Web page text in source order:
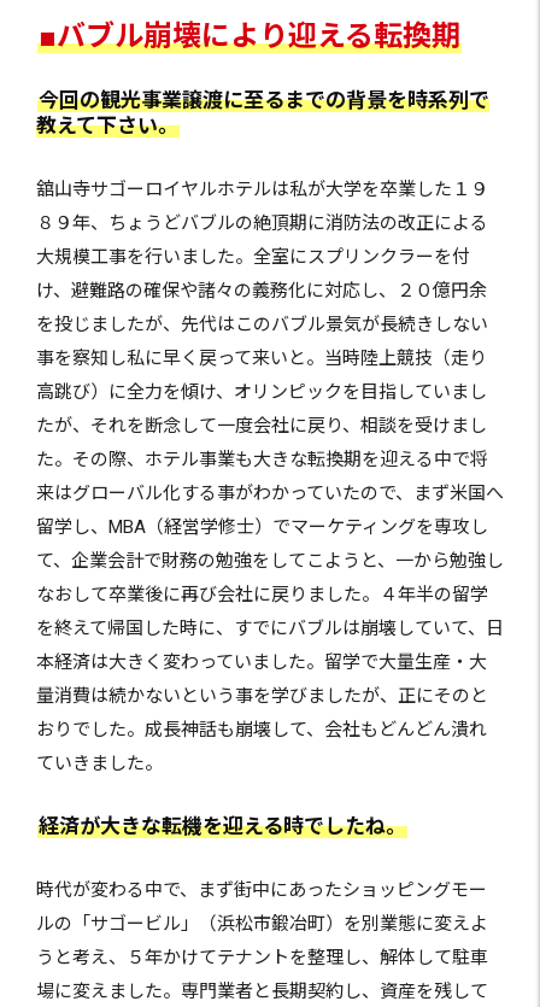
■バブル崩壊により迎える転換期
今回の観光事業譲渡に至るまでの背景を時系列で
教えて下さい。
舘山寺サゴーロイヤルホテルは私が大学を卒業した１９
８９年、ちょうどバブルの絶頂期に消防法の改正による
大規模工事を行いました。全室にスプリンクラーを付
け、避難路の確保や諸々の義務化に対応し、２０億円余
を投じましたが、先代はこのバブル景気が長続きしない
事を察知し私に早く戻って来いと。当時陸上競技（走り
高跳び）に全力を傾け、オリンピックを目指していまし
たが、それを断念して一度会社に戻り、相談を受けまし
た。その際、ホテル事業も大きな転換期を迎える中で将
来はグローバル化する事がわかっていたので、まず米国へ
留学し、MBA（経営学修士）でマーケティングを専攻し
て、企業会計で財務の勉強をしてこようと、一から勉強し
なおして卒業後に再び会社に戻りました。４年半の留学
を終えて帰国した時に、すでにバブルは崩壊していて、日
本経済は大きく変わっていました。留学で大量生産・大
量消費は続かないという事を学びましたが、正にそのと
おりでした。成長神話も崩壊して、会社もどんどん潰れ
ていきました。
経済が大きな転機を迎える時でしたね。
時代が変わる中で、まず街中にあったショッピングモー
ルの「サゴービル」（浜松市鍛冶町）を別業態に変えよ
うと考え、５年かけてテナントを整理し、解体して駐車
場に変えました。専門業者と長期契約し、資産を残して